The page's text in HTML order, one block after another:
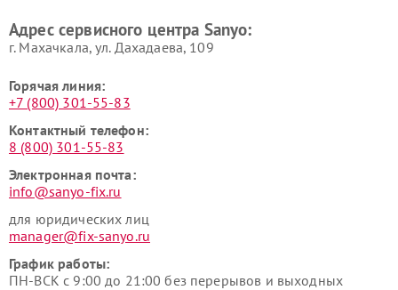
Адрес сервисного центра Sanyo:
г. Махачкала, ул. Дахадаева, 109
Горячая линия:
+7 (800) 301-55-83
Контактный телефон:
8 (800) 301-55-83
Электронная почта:
info@sanyo-fix.ru
для юридических лиц
manager@fix-sanyo.ru
График работы:
ПН-ВСК с 9:00 до 21:00 без перерывов и выходных